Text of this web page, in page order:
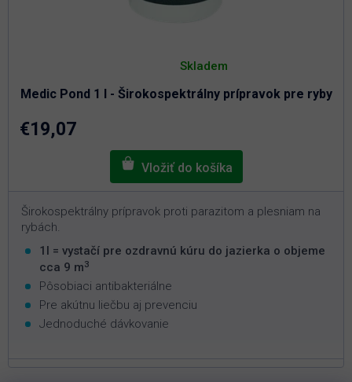
Medic Pond 1 l - Širokospektrálny prípravok pre ryby
hodnotenie
5,0
Skladem
€19,07
Širokospektrálny prípravok proti parazitom a plesniam na
rybách.
1l = vystačí pre ozdravnú kúru do jazierka o objeme
cca 9 m3
Pôsobiaci antibakteriálne
Pre akútnu liečbu aj prevenciu
Jednoduché dávkovanie